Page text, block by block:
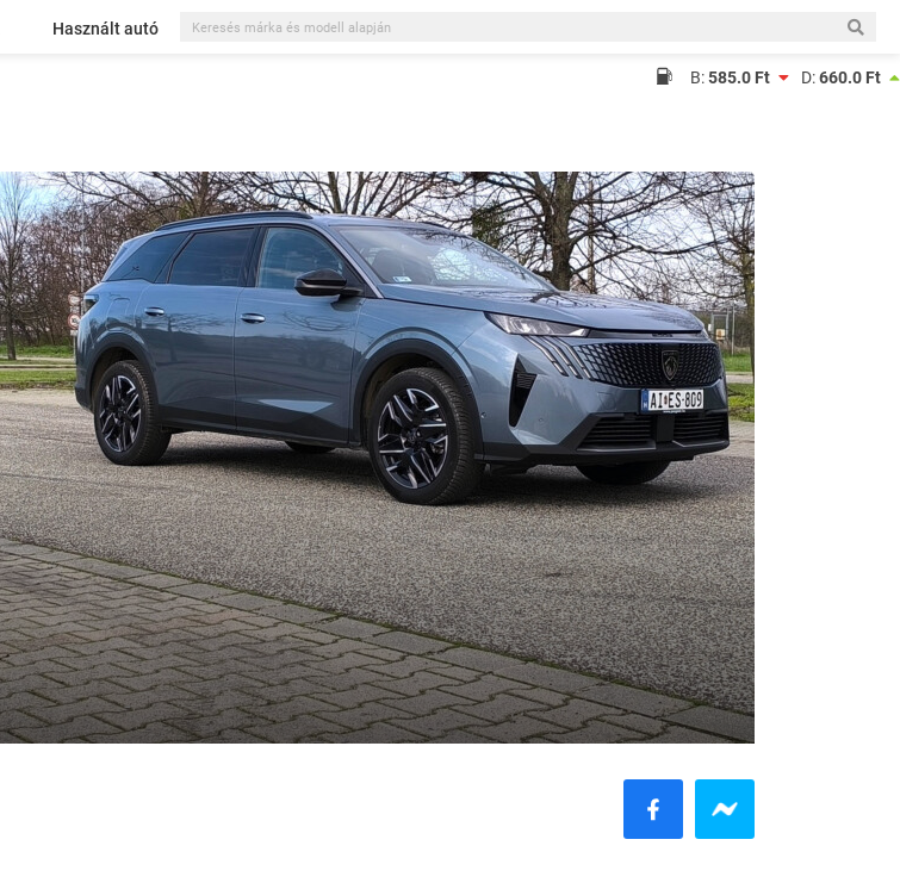
Használt autó
B:585.0 Ft D:660.0 Ft